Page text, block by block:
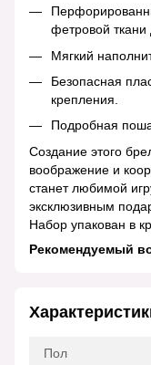
фетровой ткани
Мягкий
Безопасная
крепления.
Подробная
Создание этого
воображение и
станет любимой
эксклюзивным
Набор упакован в
Рекомендуемый
Пол